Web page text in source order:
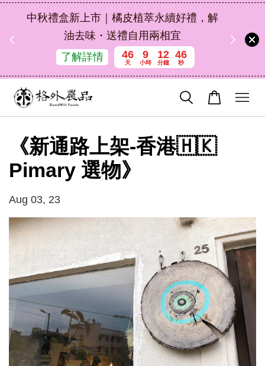
中秋禮盒新上市｜橘皮植萃永續好禮，解
油去味・送禮自用兩相宜
了解詳情
46
天
9
小時
12
分鐘
46
秒
《新通路上架-香港🇭🇰
Pimary 選物》
Aug 03, 23